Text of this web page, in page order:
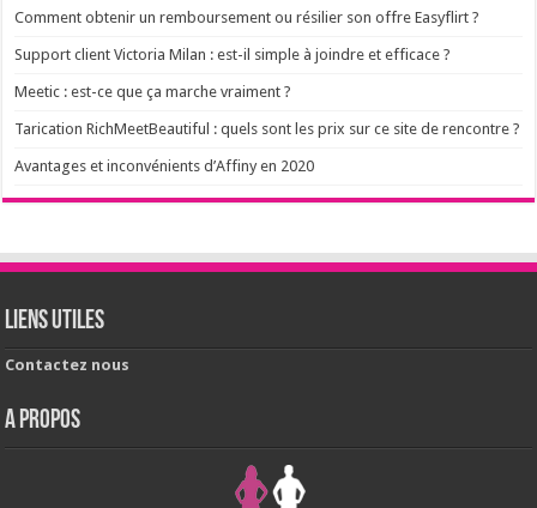
Comment obtenir un remboursement ou résilier son offre Easyflirt ?
Support client Victoria Milan : est-il simple à joindre et efficace ?
Meetic : est-ce que ça marche vraiment ?
Tarication RichMeetBeautiful : quels sont les prix sur ce site de rencontre ?
Avantages et inconvénients d’Affiny en 2020
Liens utiles
Contactez nous
A PROPOS